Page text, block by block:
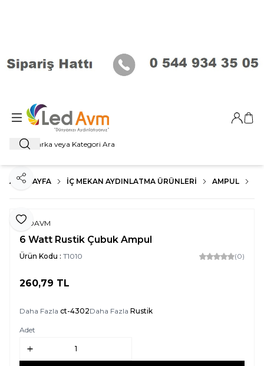
Ara
Giriş
ANA SAYFA İÇ MEKAN AYDINLATMA ÜRÜNLERI AMPUL
Favoriye Ekle
Paylaş
LEDAVM
6 Watt Rustik Çubuk Ampul
Ürün Kodu : T1010 (0)
260,79 TL
Daha Fazla ct-4302Daha Fazla Rustik
Adet